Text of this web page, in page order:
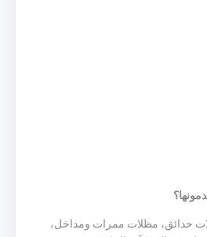
حدائق، مظلات ممرات ومداخل،